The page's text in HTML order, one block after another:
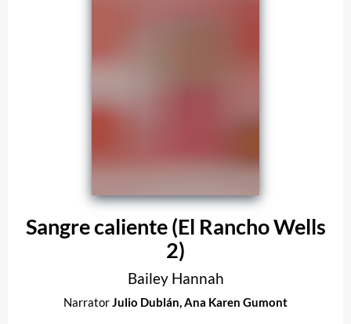
Sangre caliente (El Rancho Wells
2)
Bailey Hannah
NarratorJulio Dublán,Ana Karen Gumont